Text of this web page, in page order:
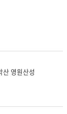
영원산성